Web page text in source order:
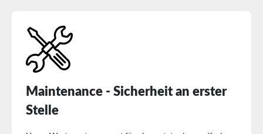
Maintenance - Sicherheit an erster
Stelle